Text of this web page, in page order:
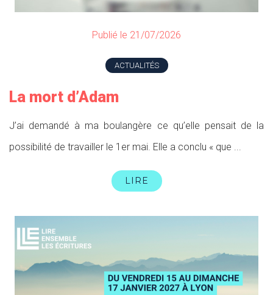
Publié le 21/07/2026
ACTUALITÉS
La mort d’Adam
J’ai demandé à ma boulangère ce qu’elle pensait de la
possibilité de travailler le 1er mai. Elle a conclu « que ...
LIRE